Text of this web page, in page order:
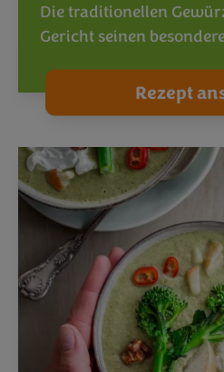
Die traditionellen
Gericht seinen
Rezept